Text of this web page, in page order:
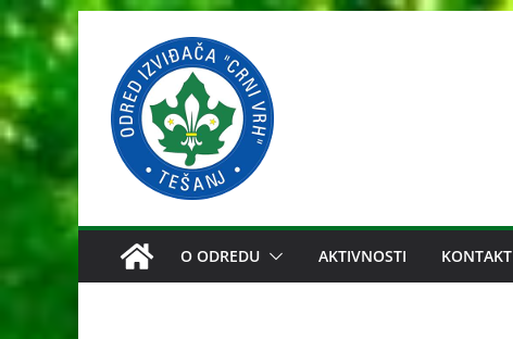
Skip
to
content
O ODREDU AKTIVNOSTI KONTAKT